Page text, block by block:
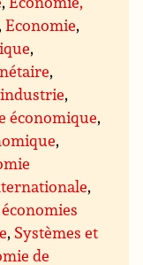
,Economie,
,
,
,
économique,
,
,
, Systèmes et
de